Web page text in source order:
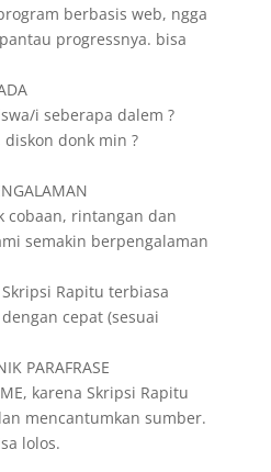
berbasis web, ngga
progressnya. bisa
i seberapa dalem ?
donk min ?
cobaan, rintangan dan
semakin berpengalaman
Rapitu terbiasa
cepat (sesuai
PARAFRASE
karena Skripsi Rapitu
mencantumkan sumber.
lolos.